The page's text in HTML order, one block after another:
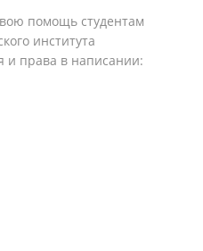
помощь студентам
института
и права в написании: